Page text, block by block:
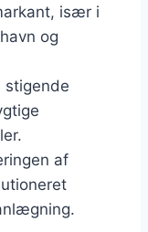
især i
og
stigende
af